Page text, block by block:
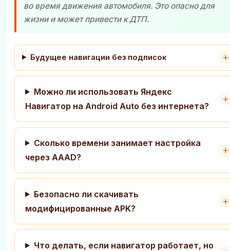
во время движения автомобиля. Это опасно для
жизни и может привести к ДТП.
Будущее навигации без подписок
Можно ли использовать Яндекс
Навигатор на Android Auto без интернета?
Сколько времени занимает настройка
через AAAD?
Безопасно ли скачивать
модифицированные APK?
Что делать, если навигатор работает, но